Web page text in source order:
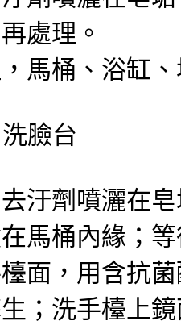
處理。
馬桶、浴缸
臉台
汙劑噴灑在
馬桶內緣；
面，用含抗
；洗手檯上